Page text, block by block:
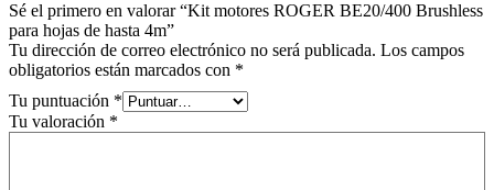
Sé el primero en valorar “Kit motores ROGER BE20/400 Brushless
para hojas de hasta 4m”
Tu dirección de correo electrónico no será publicada. Los campos
obligatorios están marcados con *
Tu puntuación *
Tu valoración *